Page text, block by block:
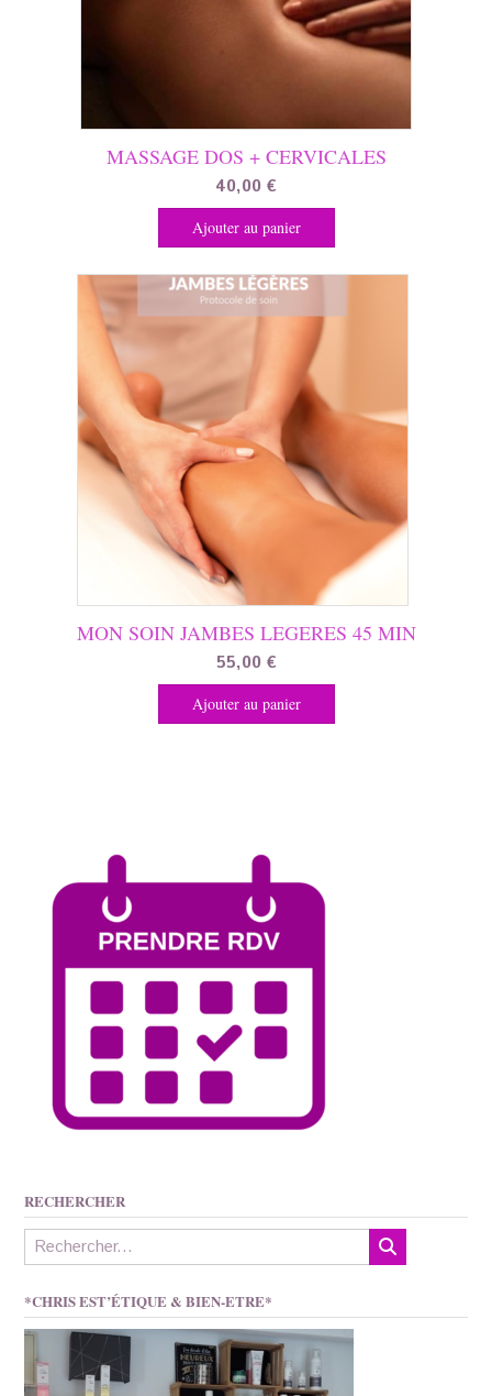
MASSAGE DOS + CERVICALES
40,00 €
Ajouter au panier
MON SOIN JAMBES LEGERES 45 MIN
55,00 €
Ajouter au panier
RECHERCHER
*CHRIS EST’ÉTIQUE & BIEN-ETRE*